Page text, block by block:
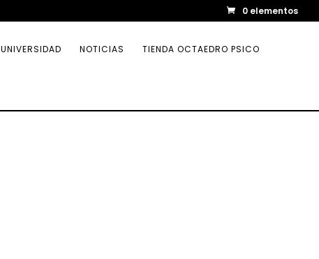
0 elementos
UNIVERSIDAD NOTICIAS TIENDA OCTAEDRO PSICO